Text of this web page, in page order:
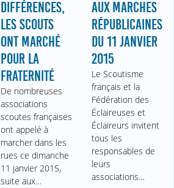
DIFFÉRENCES,
LES SCOUTS
ONT MARCHÉ
POUR LA
FRATERNITÉ
De nombreuses
associations
scoutes françaises
ont appelé à
marcher dans les
rues ce dimanche
11 janvier 2015,
suite aux…
AUX MARCHES
RÉPUBLICAINES
DU 11 JANVIER
2015
Le Scoutisme
français et la
Fédération des
Éclaireuses et
Éclaireurs invitent
tous les
responsables de
leurs
associations…